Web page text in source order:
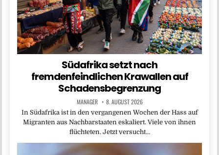
Südafrika setzt nach
fremdenfeindlichen Krawallen auf
Schadensbegrenzung
MANAGER 8. AUGUST 2026
In Südafrika ist in den vergangenen Wochen der Hass auf
Migranten aus Nachbarstaaten eskaliert. Viele von ihnen
flüchteten. Jetzt versucht…